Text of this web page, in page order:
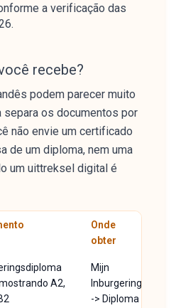
a verificação das
recebe?
podem parecer muito
separa os documentos por
não envie um certificado
de um diploma, nem uma
um uittreksel digital é
Onde
obter
A2,
Mijn
Inburgering
-> Diploma